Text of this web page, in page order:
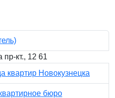
пр-кт., 12 61
квартир Новокузнецка
бюро